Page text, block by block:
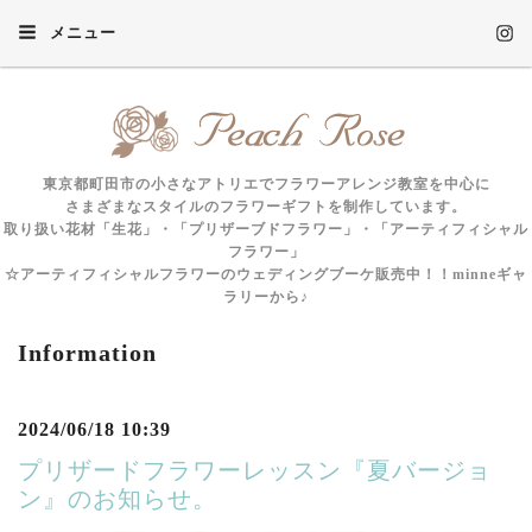
メニュー
東京都町田市の小さなアトリエでフラワーアレンジ教室を中心に
さまざまなスタイルのフラワーギフトを制作しています。
取り扱い花材「生花」・「プリザーブドフラワー」・「アーティフィシャル
フラワー」
☆アーティフィシャルフラワーのウェディングブーケ販売中！！minneギャ
ラリーから♪
Information
2024/06/18 10:39
プリザードフラワーレッスン『夏バージョ
ン』のお知らせ。